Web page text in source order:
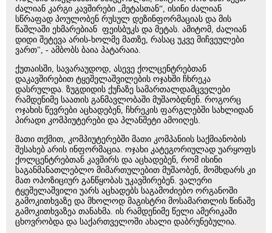
ძალიან კარგი კავშირები „მეტასთან“, ისინი ძალიან
სწრაფად პოულობენ რუსულ დეზინფორმაციას და მის
წაშლაში ეხმარებიან ფეისბუკს და მეტას. ამიტომ, ძალიან
დიდი შეტევა არის-ხოლმე მათზე, რასაც უკვე მიჩვეულები
ვართ", - ამბობს ბაია პატარაია.
ქუთაისში, სავარაუდოდ, ასევე ქოლცენტრებთან
დაკავშირებით ტყეშელაშვილების ოჯახში ჩხრეკა
დასრულდა. ზუგდიდის ქუჩაზე სამართალდამცველები
რამდენიმე საათის განმავლობაში მუშაობდნენ. როგორც
ოჯახის წევრები აცხადებენ, ჩხრეკის ფარგლებში სახლიდან
პირადი კომპიუტერები და პლანშეტი ამოიღეს.
მათი თქმით, კომპიუტერებში მათი კომპანიის საქმიანობის
შესახებ არის ინფორმაცია. ოჯახი კატეგორიულად უარყოფს
ქოლცენტრებთან კავშირს და აცხადებენ, რომ ისინი
საგანმანათლებლო მიმართულებით მუშაობენ, მომხდარს კი
მათ ოპოზიციურ განწყობას უკავშირებენ. ვალერი
ტყეშელაშვილი უარს აცხადებს საგამოძიებო ორგანოში
გამოკითხვაზე და მხოლოდ მაგისტრი მოსამართლის წინაშე
გამოკითხვაზეა თანახმა. ის რამდენიმე წელი ამერიკაში
ცხოვრობდა და საქართველოში ახალი დაბრუნებულია.